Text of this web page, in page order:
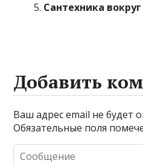
Сантехника
Добавить
Ваш адрес email не будет
Обязательные поля